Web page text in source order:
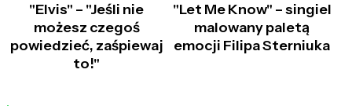
"Elvis" – "Jeśli nie
możesz czegoś
powiedzieć, zaśpiewaj
to!"
"Let Me Know" – singiel
malowany paletą
emocji Filipa Sterniuka